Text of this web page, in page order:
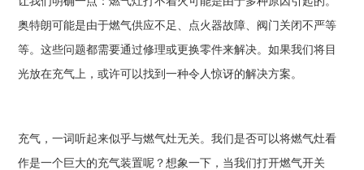
奥特朗可能是由于燃气供应不足、点火器故障、阀门关闭不严等
等。这些问题都需要通过修理或更换零件来解决。如果我们将目
光放在充气上，或许可以找到一种令人惊讶的解决方案。
充气，一词听起来似乎与燃气灶无关。我们是否可以将燃气灶看
作是一个巨大的充气装置呢？想象一下，当我们打开燃气开关